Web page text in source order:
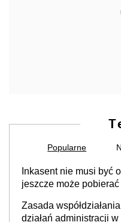
Popularne
Inkasent nie musi być
jeszcze może
Zasada
działań administracji